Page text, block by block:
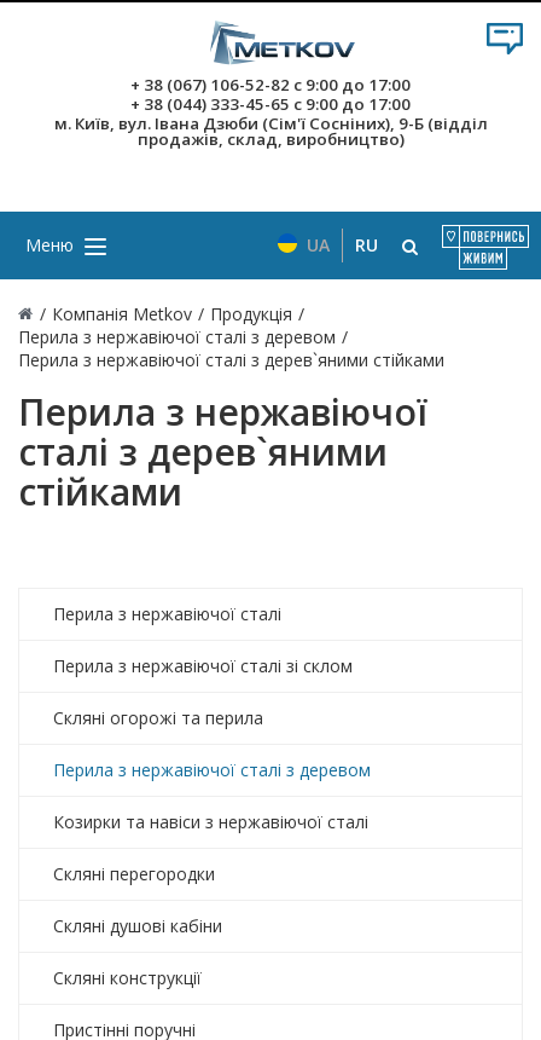
+ 38 (067) 106-52-82 с 9:00 до 17:00
+ 38 (044) 333-45-65 с 9:00 до 17:00
м. Київ, вул. Івана Дзюби (Сім'ї Сосніних), 9-Б (відділ
продажів, склад, виробництво)
Меню UA RU
/ Компанія Metkov / Продукція /
Перила з нержавіючої сталі з деревом /
Перила з нержавіючої сталі з дерев`яними стійками
Перила з нержавіючої
сталі з дерев`яними
стійками
Перила з нержавіючої сталі
Перила з нержавіючої сталі зі склом
Скляні огорожі та перила
Перила з нержавіючої сталі з деревом
Козирки та навіси з нержавіючої сталі
Скляні перегородки
Скляні душові кабіни
Скляні конструкції
Пристінні поручні